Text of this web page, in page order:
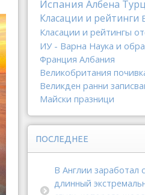
Испания Албена
Класации и рейтинги
Класации и рейтингы
ИУ - Варна Наука и
Франция Албания
Великобритания
Великден ранни
Майски празници
ПОСЛЕДНЕЕ
В Англии заработал
длинный